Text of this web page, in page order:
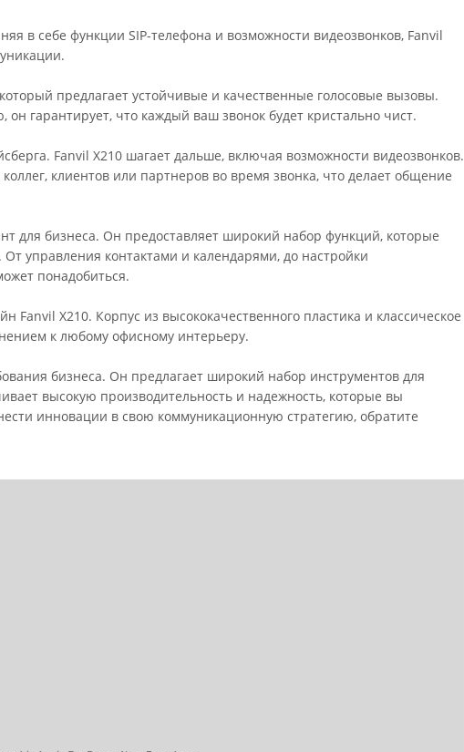
в себе функции SIP-телефона и возможности видеозвонков, Fanvil
предлагает устойчивые и качественные голосовые вызовы.
что каждый ваш звонок будет кристально чист.
Fanvil X210 шагает дальше, включая возможности видеозвонков.
клиентов или партнеров во время звонка, что делает общение
для бизнеса. Он предоставляет широкий набор функций, которые
управления контактами и календарями, до настройки
понадобиться.
X210. Корпус из высококачественного пластика и классическое
к любому офисному интерьеру.
бизнеса. Он предлагает широкий набор инструментов для
высокую производительность и надежность, которые вы
инновации в свою коммуникационную стратегию, обратите